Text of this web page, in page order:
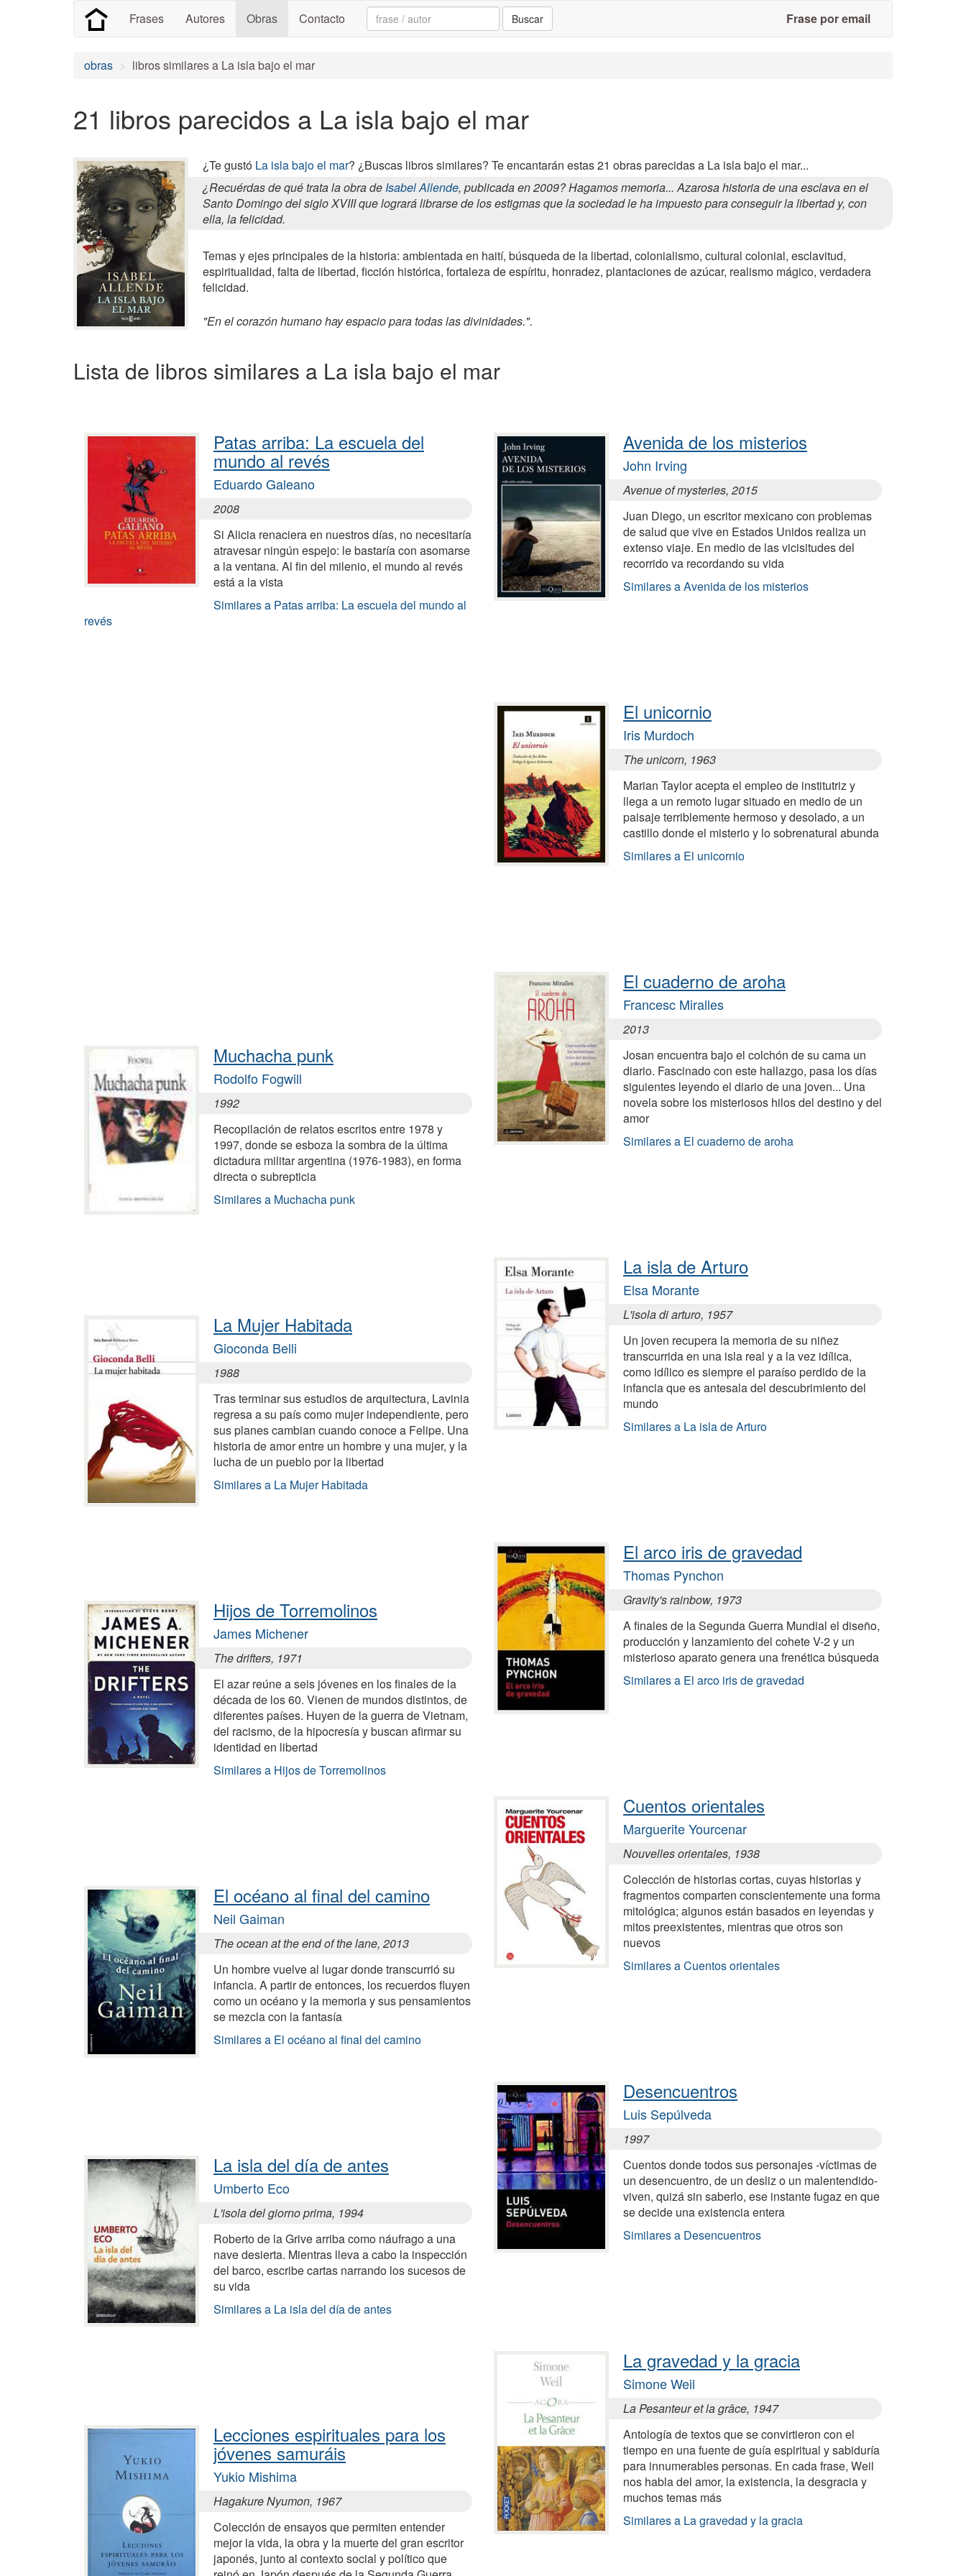
Frases Autores Obras Contacto Search: Buscar Frase por email
obras libros similares a La isla bajo el mar
21 libros parecidos a La isla bajo el mar
¿Te gustó La isla bajo el mar? ¿Buscas libros similares? Te encantarán estas 21 obras parecidas a La isla bajo el mar...
¿Recuérdas de qué trata la obra de Isabel Allende, publicada en 2009? Hagamos memoria... Azarosa historia de una esclava en el
Santo Domingo del siglo XVIII que logrará librarse de los estigmas que la sociedad le ha impuesto para conseguir la libertad y, con
ella, la felicidad.
Temas y ejes principales de la historia: ambientada en haití, búsqueda de la libertad, colonialismo, cultural colonial, esclavitud,
espiritualidad, falta de libertad, ficción histórica, fortaleza de espíritu, honradez, plantaciones de azúcar, realismo mágico, verdadera
felicidad.
"En el corazón humano hay espacio para todas las divinidades.".
Lista de libros similares a La isla bajo el mar
Patas arriba: La escuela del
mundo al revés
Eduardo Galeano
2008
Si Alicia renaciera en nuestros días, no necesitaría
atravesar ningún espejo: le bastaría con asomarse
a la ventana. Al fin del milenio, el mundo al revés
está a la vista
Similares a Patas arriba: La escuela del mundo al
revés
Muchacha punk
Rodolfo Fogwill
1992
Recopilación de relatos escritos entre 1978 y
1997, donde se esboza la sombra de la última
dictadura militar argentina (1976-1983), en forma
directa o subrepticia
Similares a Muchacha punk
La Mujer Habitada
Gioconda Belli
1988
Tras terminar sus estudios de arquitectura, Lavinia
regresa a su país como mujer independiente, pero
sus planes cambian cuando conoce a Felipe. Una
historia de amor entre un hombre y una mujer, y la
lucha de un pueblo por la libertad
Similares a La Mujer Habitada
Hijos de Torremolinos
James Michener
The drifters, 1971
El azar reúne a seis jóvenes en los finales de la
década de los 60. Vienen de mundos distintos, de
diferentes países. Huyen de la guerra de Vietnam,
del racismo, de la hipocresía y buscan afirmar su
identidad en libertad
Similares a Hijos de Torremolinos
El océano al final del camino
Neil Gaiman
The ocean at the end of the lane, 2013
Un hombre vuelve al lugar donde transcurrió su
infancia. A partir de entonces, los recuerdos fluyen
como un océano y la memoria y sus pensamientos
se mezcla con la fantasía
Similares a El océano al final del camino
La isla del día de antes
Umberto Eco
L'isola del giorno prima, 1994
Roberto de la Grive arriba como náufrago a una
nave desierta. Mientras lleva a cabo la inspección
del barco, escribe cartas narrando los sucesos de
su vida
Similares a La isla del día de antes
Lecciones espirituales para los
jóvenes samuráis
Yukio Mishima
Hagakure Nyumon, 1967
Colección de ensayos que permiten entender
mejor la vida, la obra y la muerte del gran escritor
japonés, junto al contexto social y político que
Avenida de los misterios
John Irving
Avenue of mysteries, 2015
Juan Diego, un escritor mexicano con problemas
de salud que vive en Estados Unidos realiza un
extenso viaje. En medio de las vicisitudes del
recorrido va recordando su vida
Similares a Avenida de los misterios
El unicornio
Iris Murdoch
The unicorn, 1963
Marian Taylor acepta el empleo de institutriz y
llega a un remoto lugar situado en medio de un
paisaje terriblemente hermoso y desolado, a un
castillo donde el misterio y lo sobrenatural abunda
Similares a El unicornio
El cuaderno de aroha
Francesc Miralles
2013
Josan encuentra bajo el colchón de su cama un
diario. Fascinado con este hallazgo, pasa los días
siguientes leyendo el diario de una joven... Una
novela sobre los misteriosos hilos del destino y del
amor
Similares a El cuaderno de aroha
La isla de Arturo
Elsa Morante
L'isola di arturo, 1957
Un joven recupera la memoria de su niñez
transcurrida en una isla real y a la vez idílica,
como idílico es siempre el paraíso perdido de la
infancia que es antesala del descubrimiento del
mundo
Similares a La isla de Arturo
El arco iris de gravedad
Thomas Pynchon
Gravity's rainbow, 1973
A finales de la Segunda Guerra Mundial el diseño,
producción y lanzamiento del cohete V-2 y un
misterioso aparato genera una frenética búsqueda
Similares a El arco iris de gravedad
Cuentos orientales
Marguerite Yourcenar
Nouvelles orientales, 1938
Colección de historias cortas, cuyas historias y
fragmentos comparten conscientemente una forma
mitológica; algunos están basados en leyendas y
mitos preexistentes, mientras que otros son
nuevos
Similares a Cuentos orientales
Desencuentros
Luis Sepúlveda
1997
Cuentos donde todos sus personajes -víctimas de
un desencuentro, de un desliz o un malentendido-
viven, quizá sin saberlo, ese instante fugaz en que
se decide una existencia entera
Similares a Desencuentros
La gravedad y la gracia
Simone Weil
La Pesanteur et la grâce, 1947
Antología de textos que se convirtieron con el
tiempo en una fuente de guía espiritual y sabiduría
para innumerables personas. En cada frase, Weil
nos habla del amor, la existencia, la desgracia y
muchos temas más
Similares a La gravedad y la gracia